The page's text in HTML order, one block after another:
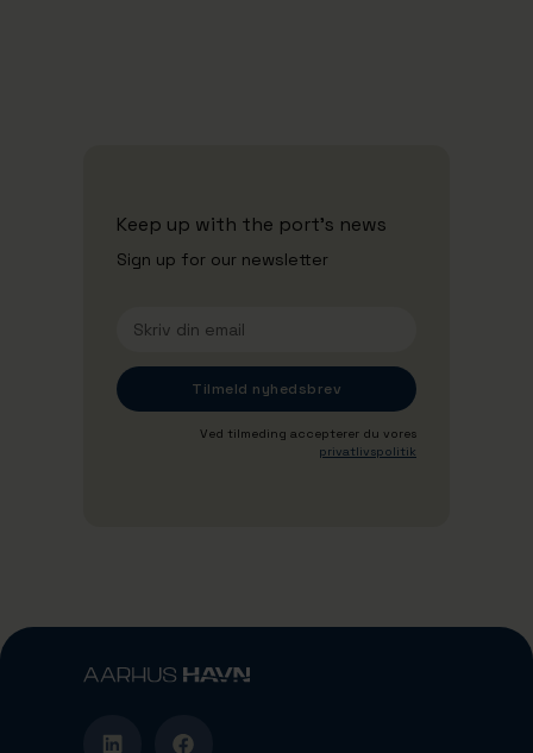
Keep up with the port's news
Sign up for our newsletter
Ved tilmeding accepterer du vores
privatlivspolitik